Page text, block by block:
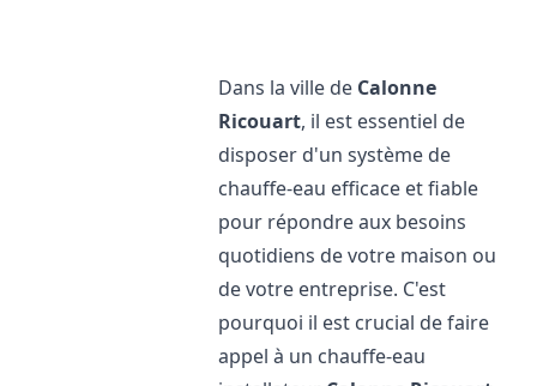
Dans la ville de Calonne
Ricouart, il est essentiel de
disposer d'un système de
chauffe-eau efficace et fiable
pour répondre aux besoins
quotidiens de votre maison ou
de votre entreprise. C'est
pourquoi il est crucial de faire
appel à un chauffe-eau